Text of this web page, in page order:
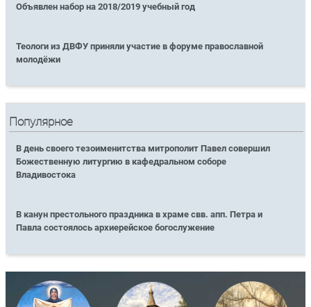
Объявлен набор на 2018/2019 учебный год
Теологи из ДВФУ приняли участие в форуме православной
молодёжи
Популярное
В день своего тезоименитства митрополит Павел совершил
Божественную литургию в кафедральном соборе
Владивостока
В канун престольного праздника в храме свв. апп. Петра и
Павла состоялось архиерейское богослужение